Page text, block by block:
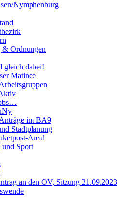
Nymphenburg
& Ordnungen
gleich dabei!
Matinee
im BA9
Stadtplanung
Areal
Sport
an den OV, Sitzung 21.09.2023